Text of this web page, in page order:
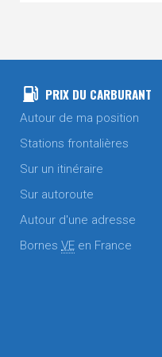
PRIX DU CARBURANT
Autour de ma position
Stations frontalières
Sur un itinéraire
Sur autoroute
Autour d'une adresse
Bornes VE en France